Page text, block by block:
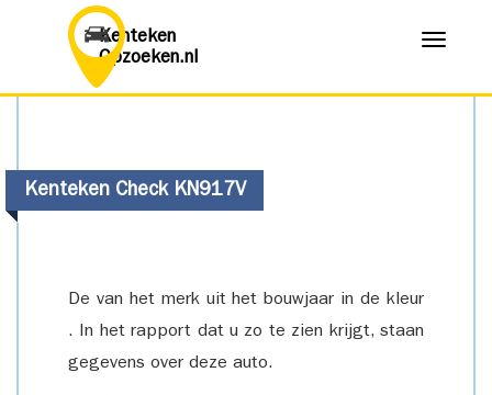
Kenteken
Opzoeken.nl
Menu
Kenteken Check KN917V
De van het merk uit het bouwjaar in de kleur
. In het rapport dat u zo te zien krijgt, staan
gegevens over deze auto.